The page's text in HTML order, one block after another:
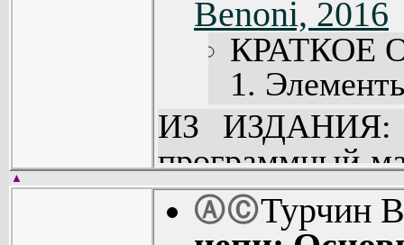
Benoni, 2016
КРАТКОЕ
1.
2.
(17).
3.
ИЗ ИЗДАНИЯ:
программный
статистика»
▲
ⒶⒸТурчин